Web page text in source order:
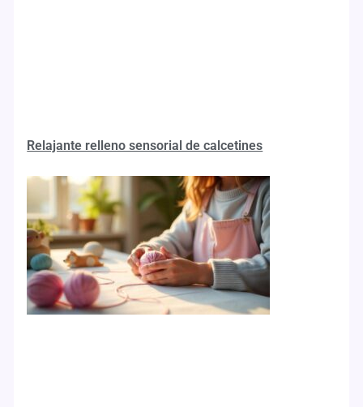
Relajante relleno sensorial de calcetines